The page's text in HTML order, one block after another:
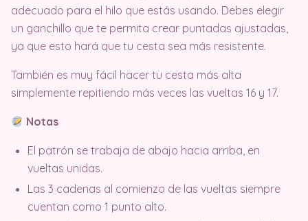
adecuado para el hilo que estás usando. Debes elegir
un ganchillo que te permita crear puntadas ajustadas,
ya que esto hará que tu cesta sea más resistente.
También es muy fácil hacer tu cesta más alta
simplemente repitiendo más veces las vueltas 16 y 17.
Notas
El patrón se trabaja de abajo hacia arriba, en
vueltas unidas.
Las 3 cadenas al comienzo de las vueltas siempre
cuentan como 1 punto alto.